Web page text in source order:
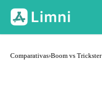
Comparativas›Boom vs Trickster